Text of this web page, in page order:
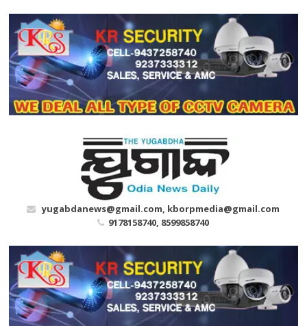
content
yugabdanews@gmail.com, kborpmedia@gmail.com
9178158740, 8599858740